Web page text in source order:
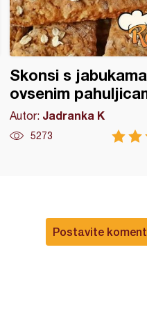
Skonsi s
ovsenim
Autor: Jadranka K
5273
Postavite